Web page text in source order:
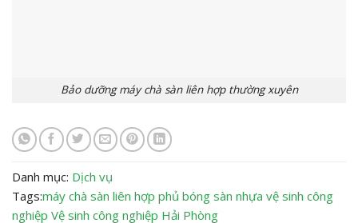
Bảo dưỡng máy chà sàn liên hợp thường xuyên
Danh mục: Dịch vụ
Tags:máy chà sàn liên hợp phủ bóng sàn nhựa vệ sinh công
nghiệp Vệ sinh công nghiệp Hải Phòng